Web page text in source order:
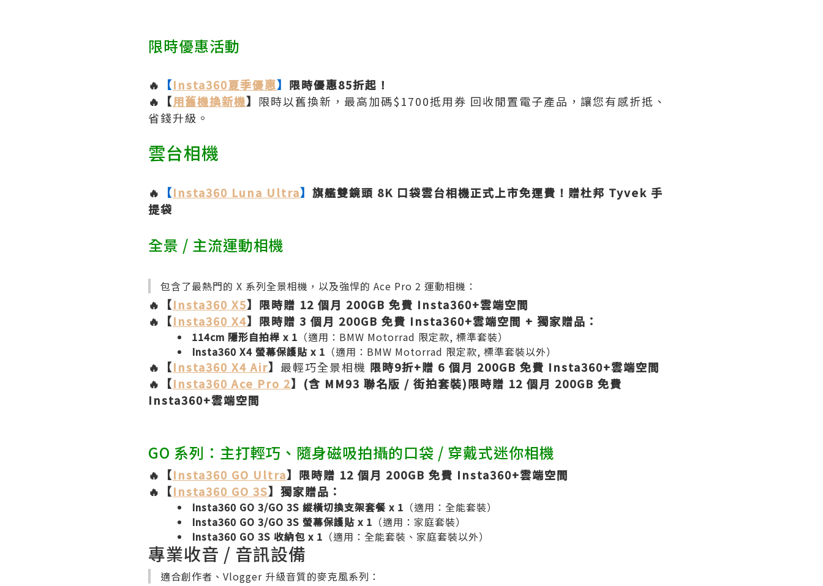
限時優惠活動
🔥 【Insta360夏季優惠】 限時優惠85折起！
🔥【用舊機換新機】 限時以舊換新，最高加碼$1700抵用券 回收閒置電子產品，讓您有感折抵、
省錢升級。
雲台相機
🔥 【Insta360 Luna Ultra】 旗艦雙鏡頭 8K 口袋雲台相機正式上市免運費！贈杜邦 Tyvek 手
提袋
全景 / 主流運動相機
包含了最熱門的 X 系列全景相機，以及強悍的 Ace Pro 2 運動相機：
🔥【Insta360 X5】限時贈 12 個月 200GB 免費 Insta360+雲端空間
🔥【Insta360 X4】限時贈 3 個月 200GB 免費 Insta360+雲端空間 + 獨家贈品：
114cm 隱形自拍桿 x 1 （適用：BMW Motorrad 限定款, 標準套裝）
Insta360 X4 螢幕保護貼 x 1 （適用：BMW Motorrad 限定款, 標準套裝以外）
🔥【Insta360 X4 Air】 最輕巧全景相機 限時9折+贈 6 個月 200GB 免費 Insta360+雲端空間
🔥【Insta360 Ace Pro 2】(含 MM93 聯名版 / 街拍套裝)限時贈 12 個月 200GB 免費
Insta360+雲端空間
GO 系列：主打輕巧、隨身磁吸拍攝的口袋 / 穿戴式迷你相機
🔥【Insta360 GO Ultra】限時贈 12 個月 200GB 免費 Insta360+雲端空間
🔥【Insta360 GO 3S】獨家贈品：
Insta360 GO 3/GO 3S 縱橫切換支架套餐 x 1 （適用：全能套裝）
Insta360 GO 3/GO 3S 螢幕保護貼 x 1 （適用：家庭套裝）
Insta360 GO 3S 收納包 x 1 （適用：全能套裝、家庭套裝以外）
專業收音 / 音訊設備
適合創作者、Vlogger 升級音質的麥克風系列：